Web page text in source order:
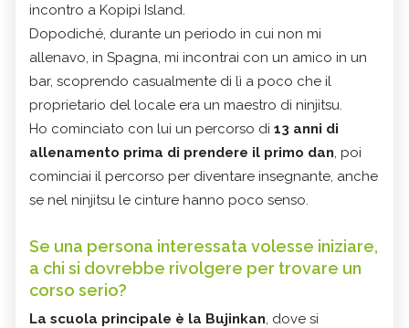
incontro a Kopipi Island.
Dopodiché, durante un periodo in cui non mi
allenavo, in Spagna, mi incontrai con un amico in un
bar, scoprendo casualmente di lì a poco che il
proprietario del locale era un maestro di ninjitsu.
Ho cominciato con lui un percorso di 13 anni di
allenamento prima di prendere il primo dan, poi
cominciai il percorso per diventare insegnante, anche
se nel ninjitsu le cinture hanno poco senso.
Se una persona interessata volesse iniziare,
a chi si dovrebbe rivolgere per trovare un
corso serio?
La scuola principale è la Bujinkan, dove si